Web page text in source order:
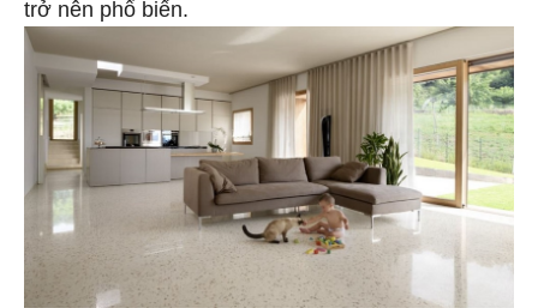
trở nên phổ biến.